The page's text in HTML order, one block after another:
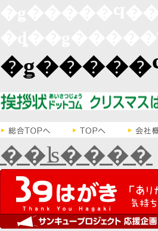
��ʪ����